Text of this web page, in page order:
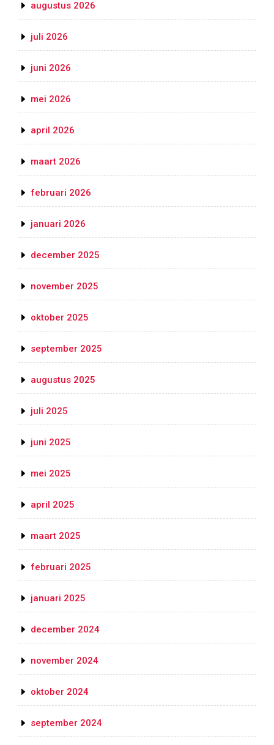
augustus 2026
juli 2026
juni 2026
mei 2026
april 2026
maart 2026
februari 2026
januari 2026
december 2025
november 2025
oktober 2025
september 2025
augustus 2025
juli 2025
juni 2025
mei 2025
april 2025
maart 2025
februari 2025
januari 2025
december 2024
november 2024
oktober 2024
september 2024